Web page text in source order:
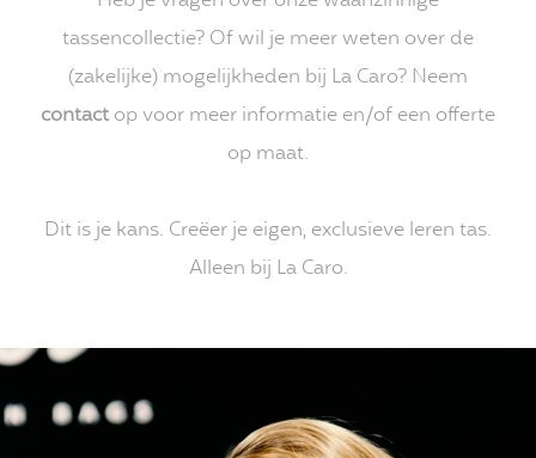
tassencollectie? Of wil je meer weten over de
(zakelijke) mogelijkheden bij La Caro? Neem
contactop voor meer informatie en/of een offerte
op maat.
Dit is je kans. Creëer je eigen, exclusieve leren tas.
Alleen bij La Caro.